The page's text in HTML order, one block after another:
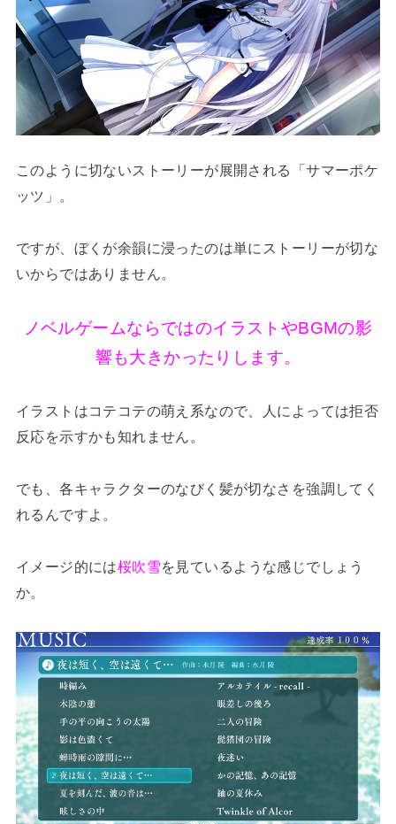
このように切ないストーリーが展開される「サマーポケ
ッツ」。
ですが、ぼくが余韻に浸ったのは単にストーリーが切な
いからではありません。
ノベルゲームならではのイラストやBGMの影
響も大きかったりします。
イラストはコテコテの萌え系なので、人によっては拒否
反応を示すかも知れません。
でも、各キャラクターのなびく髪が切なさを強調してく
れるんですよ。
イメージ的には桜吹雪を見ているような感じでしょう
か。